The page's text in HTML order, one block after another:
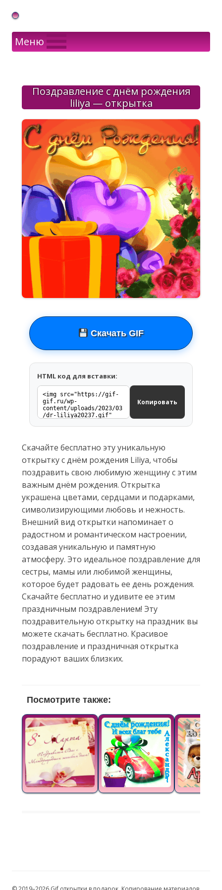
Gif Открытки в подарок
Меню
Поздравление с днём рождения
liliya — открытка
Скачать GIF
HTML код для вставки:
Копировать
Скачайте бесплатно эту уникальную
открытку с днём рождения Liliya, чтобы
поздравить свою любимую женщину с этим
важным днём рождения. Открытка
украшена цветами, сердцами и подарками,
символизирующими любовь и нежность.
Внешний вид открытки напоминает о
радостном и романтическом настроении,
создавая уникальную и памятную
атмосферу. Это идеальное поздравление для
сестры, мамы или любимой женщины,
которое будет радовать ее день рождения.
Скачайте бесплатно и удивите ее этим
праздничным поздравлением! Эту
поздравительную открытку на праздник вы
можете скачать бесплатно. Красивое
поздравление и праздничная открытка
порадуют ваших близких.
Посмотрите также: